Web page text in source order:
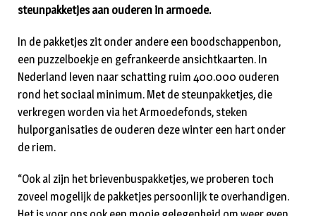
steunpakketjes aan ouderen in armoede.
In de pakketjes zit onder andere een boodschappenbon,
een puzzelboekje en gefrankeerde ansichtkaarten. In
Nederland leven naar schatting ruim 400.000 ouderen
rond het sociaal minimum. Met de steunpakketjes, die
verkregen worden via het Armoedefonds, steken
hulporganisaties de ouderen deze winter een hart onder
de riem.
“Ook al zijn het brievenbuspakketjes, we proberen toch
zoveel mogelijk de pakketjes persoonlijk te overhandigen.